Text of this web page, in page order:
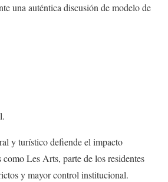
una auténtica discusión de modelo de
y turístico defiende el impacto
Les Arts, parte de los residentes
y mayor control institucional.